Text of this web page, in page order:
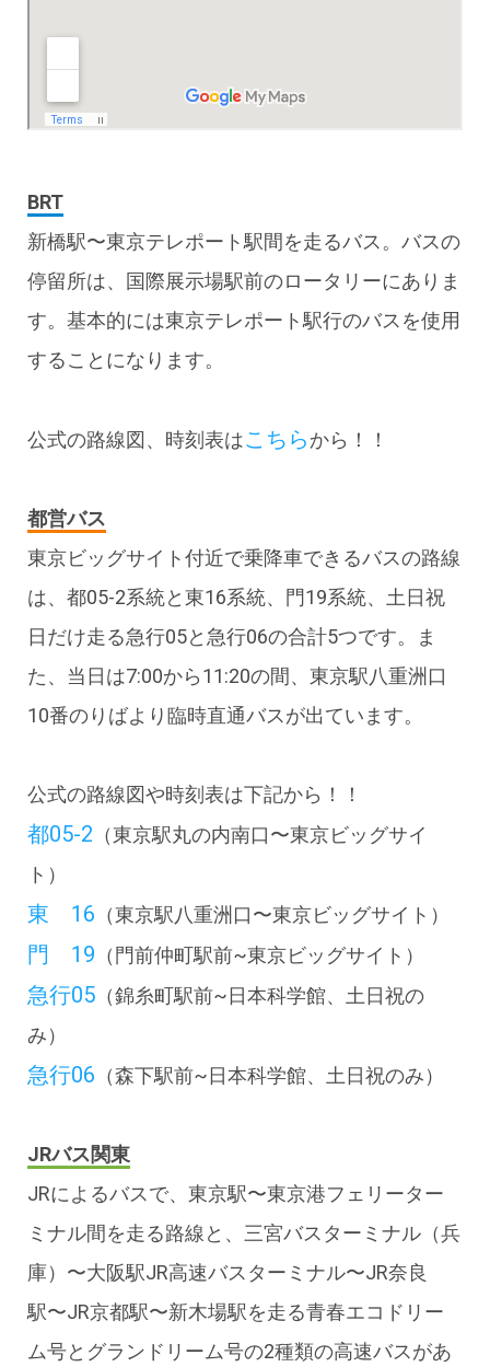
BRT
新橋駅〜東京テレポート駅間を走るバス。バスの
停留所は、国際展示場駅前のロータリーにありま
す。基本的には東京テレポート駅行のバスを使用
することになります。
公式の路線図、時刻表はこちらから！！
都営バス
東京ビッグサイト付近で乗降車できるバスの路線
は、都05-2系統と東16系統、門19系統、土日祝
日だけ走る急行05と急行06の合計5つです。ま
た、当日は7:00から11:20の間、東京駅八重洲口
10番のりばより臨時直通バスが出ています。
公式の路線図や時刻表は下記から！！
都05-2 （東京駅丸の内南口〜東京ビッグサイ
ト）
東 16 （東京駅八重洲口〜東京ビッグサイト）
門 19 （門前仲町駅前~東京ビッグサイト）
急行05 （錦糸町駅前~日本科学館、土日祝の
み）
急行06 （森下駅前~日本科学館、土日祝のみ）
JRバス関東
JRによるバスで、東京駅〜東京港フェリーター
ミナル間を走る路線と、三宮バスターミナル（兵
庫）〜大阪駅JR高速バスターミナル〜JR奈良
駅〜JR京都駅〜新木場駅を走る青春エコドリー
ム号とグランドリーム号の2種類の高速バスがあ